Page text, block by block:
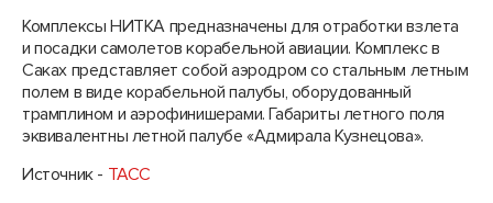
Комплексы НИТКА предназначены для отработки взлета
и посадки самолетов корабельной авиации. Комплекс в
Саках представляет собой аэродром со стальным летным
полем в виде корабельной палубы, оборудованный
трамплином и аэрофинишерами. Габариты летного поля
эквивалентны летной палубе «Адмирала Кузнецова».
Источник - ТАСС